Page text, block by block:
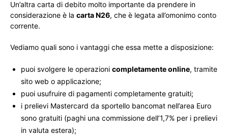
Un’altra carta di debito molto importante da prendere in
considerazione è la carta N26, che è legata all’omonimo conto
corrente.
Vediamo quali sono i vantaggi che essa mette a disposizione:
puoi svolgere le operazioni completamente online, tramite
sito web o applicazione;
puoi usufruire di pagamenti completamente gratuiti;
i prelievi Mastercard da sportello bancomat nell’area Euro
sono gratuiti (paghi una commissione dell’1,7% per i prelievi
in valuta estera);